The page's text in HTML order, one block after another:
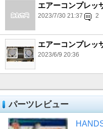
エアーコンプレ
2023/7/30 21:37 2
エアーコンプレ
2023/6/9 20:36
パーツレビュー